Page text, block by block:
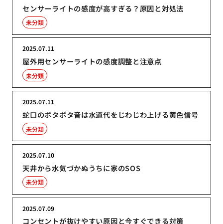
センサーライトの感度が高すぎる？原因と対処法
未分類
屋外用センサーライトの感度調整と注意点
2025.07.11
未分類
蛇口のポタポタ音は水道代をじわじわ上げる黄色信号
2025.07.11
未分類
天井から水気づかぬうちに家のSOS
2025.07.10
未分類
コンセントが抜けやすい原因と今すぐできる対策
2025.07.09